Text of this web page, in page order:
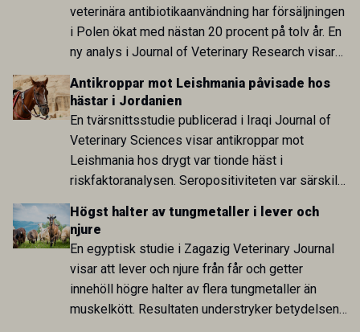
veterinära antibiotikaanvändning har försäljningen
i Polen ökat med nästan 20 procent på tolv år. En
ny analys i Journal of Veterinary Research visar
att skillnaden mot lågförbrukarländer som
Sverige är fortsatt stor.
Antikroppar mot Leishmania påvisade hos
hästar i Jordanien
En tvärsnittsstudie publicerad i Iraqi Journal of
Veterinary Sciences visar antikroppar mot
Leishmania hos drygt var tionde häst i
riskfaktoranalysen. Seropositiviteten var särskilt
hög i Zarqa och statistiskt kopplad till bland
annat stallhållning. Resultaten visar att hästarna
har exponerats för parasiten – men inte att de
fungerar som reservoarer eller bidrar till
smittspridning.
Högst halter av tungmetaller i lever och
njure
En egyptisk studie i Zagazig Veterinary Journal
visar att lever och njure från får och getter
innehöll högre halter av flera tungmetaller än
muskelkött. Resultaten understryker betydelsen